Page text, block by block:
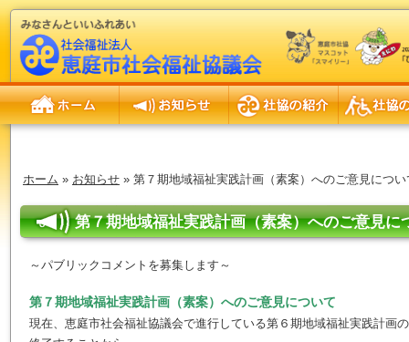
ホーム » お知らせ » 第７期地域福祉実践計画（素案）へのご意見につい
第７期地域福祉実践計画（素案）へのご意見に
～パブリックコメントを募集します～
第７期地域福祉実践計画（素案）へのご意見について
現在、恵庭市社会福祉協議会で進行している第６期地域福祉実践計画